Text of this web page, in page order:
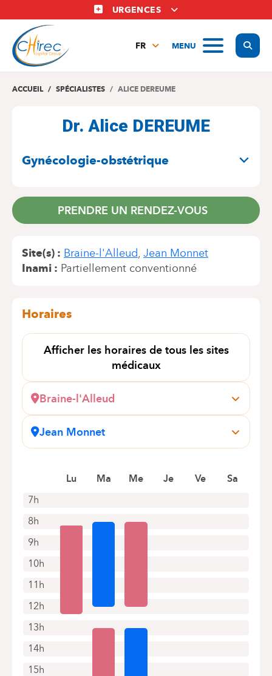
au
contenu
principal
URGENCES
MENU
FR
EN
ACCUEIL SPÉCIALISTES ALICE DEREUME
Dr. Alice DEREUME
Gynécologie-obstétrique
PRENDRE UN RENDEZ-VOUS
Site(s) Braine-l'Alleud Jean Monnet
Inami
Partiellement conventionné
Horaires
Afficher les horaires de tous les sites
médicaux
Braine-l'Alleud
Wayez, 35
1420 Braine-l'Alleud
Jean Monnet
Avenue Jean Monnet, 12
Prendre rendez-vous en ligne
7h
8h
9h
10h
11h
12h
13h
14h
15h
Lu Ma Me Je Ve Sa